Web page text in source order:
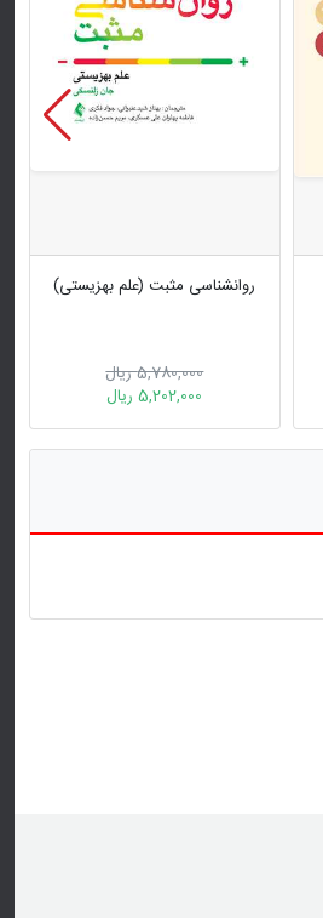
روانشناسی مثبت (علم بهزیستی)
5,780,000 ریال
5,202,000 ریال